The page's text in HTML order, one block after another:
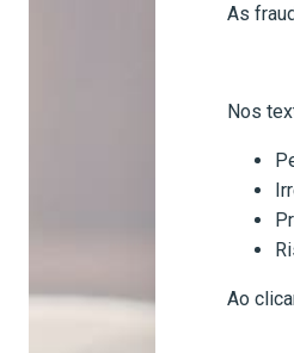
As
Nos
Ao